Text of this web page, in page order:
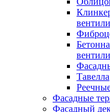
Тавелла
Фасадные
Фасадный